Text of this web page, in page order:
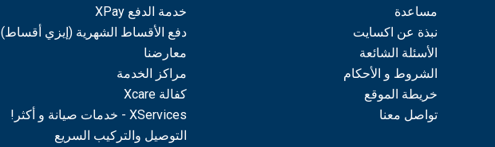
مساعدة
نبذة عن اكسايت
الأسئلة الشائعة
الشروط و الأحكام
خريطة الموقع
تواصل معنا
خدمة الدفع XPay
دفع الأقساط الشهرية (إيزي أقساط)
معارضنا
مراكز الخدمة
كفالة Xcare
XServices - خدمات صيانة و أكثر!
التوصيل والتركيب السريع